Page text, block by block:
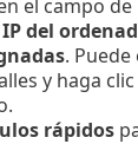
el campo
del
.
y haga clic
rápidos